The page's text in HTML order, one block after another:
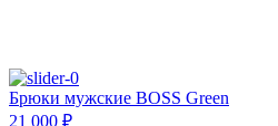
Брюки мужские BOSS Green
21 000 ₽